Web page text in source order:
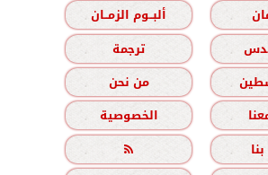
ألبــوم الزمــان
ترجمة
من نحن
الخصوصية
